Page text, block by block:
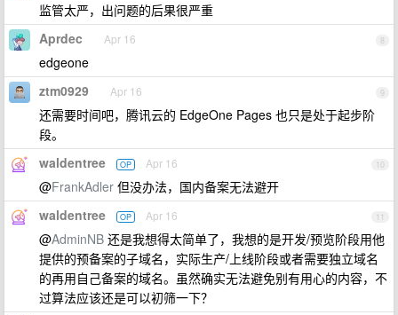
监管太严，出问题的后果很严重
8
Aprdec Apr 16
edgeone
9
ztm0929 Apr 16
还需要时间吧，腾讯云的 EdgeOne Pages 也只是处于起步阶
段。
10
waldentree OP Apr 16
@FrankAdler 但没办法，国内备案无法避开
11
waldentree OP Apr 16
@AdminNB 还是我想得太简单了，我想的是开发/预览阶段用他
提供的预备案的子域名，实际生产/上线阶段或者需要独立域名
的再用自己备案的域名。虽然确实无法避免别有用心的内容，不
过算法应该还是可以初筛一下？